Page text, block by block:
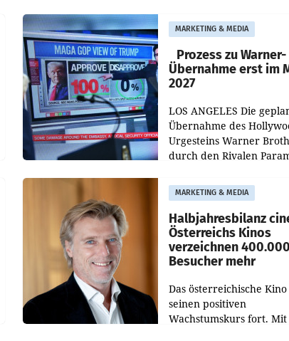
„Kulturmatinee“. Die
startet mit der
„20 Jahre Grafenegg
MARKETING & MEDIA
Prozess zu Warner-
Übernahme erst im
2027
LOS ANGELES Die
Übernahme des
Urgesteins Warner
durch den Rivalen
Schwebe bleiben. Eine
Richterin setzte den
MARKETING & MEDIA
Halbjahresbilanz
Österreichs Kinos
verzeichnen 400.000
Besucher mehr
Das österreichische Kino
seinen positiven
Wachstumskurs fort.